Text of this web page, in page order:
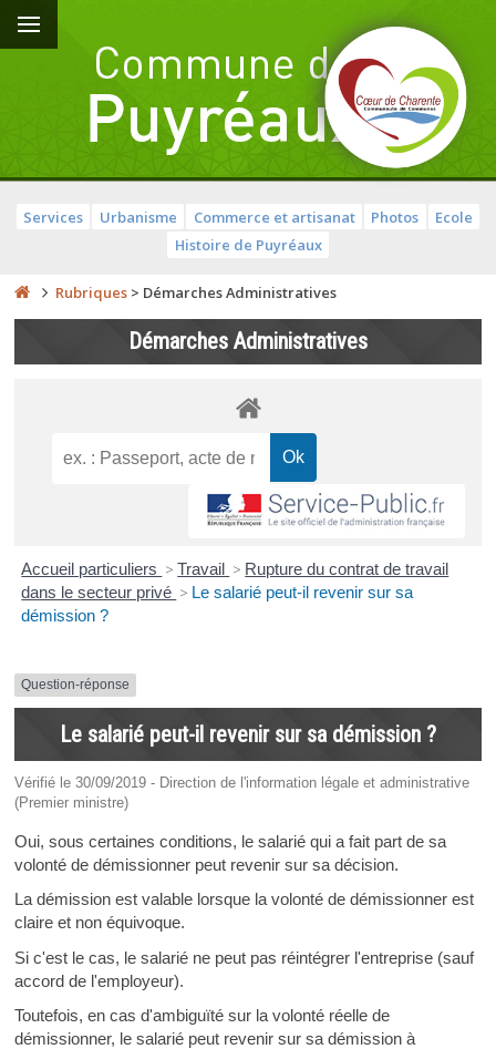
Services Urbanisme Commerce et artisanat Photos
Ecole
Histoire de Puyréaux
Rubriques > Démarches Administratives
Démarches Administratives
Accueil particuliers > Travail > Rupture du contrat de travail
dans le secteur privé > Le salarié peut-il revenir sur sa
démission ?
Question-réponse
Le salarié peut-il revenir sur sa démission ?
Vérifié le 30/09/2019 - Direction de l'information légale et administrative
(Premier ministre)
Oui, sous certaines conditions, le salarié qui a fait part de sa
volonté de démissionner peut revenir sur sa décision.
La démission est valable lorsque la volonté de démissionner est
claire et non équivoque.
Si c'est le cas, le salarié ne peut pas réintégrer l'entreprise (sauf
accord de l'employeur).
Toutefois, en cas d'ambiguïté sur la volonté réelle de
démissionner, le salarié peut revenir sur sa démission à